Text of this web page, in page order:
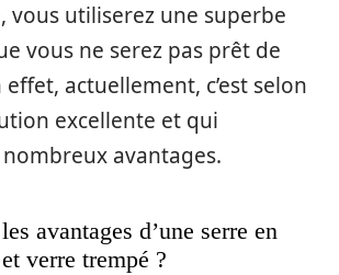
vous utiliserez une superbe
vous ne serez pas prêt de
actuellement, c’est selon
excellente et qui
avantages.
avantages d’une serre en
verre trempé ?